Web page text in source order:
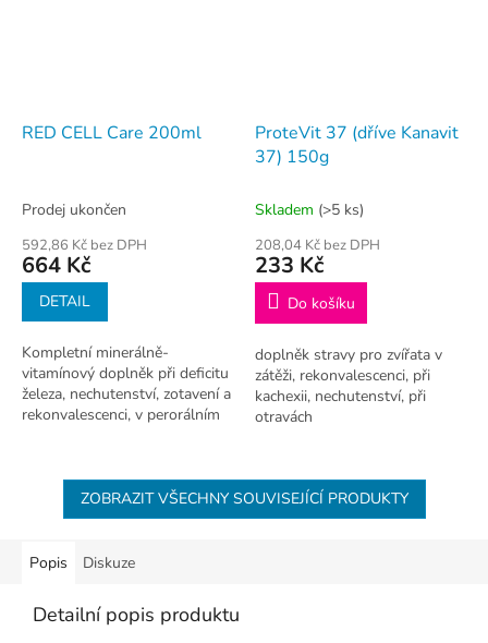
RED CELL Care 200ml
Prodej ukončen
592,86 Kč bez DPH
664 Kč
DETAIL
Kompletní minerálně-
vitamínový doplněk při deficitu
železa, nechutenství, zotavení a
rekonvalescenci, v perorálním
ProteVit 37 (dříve Kanavit
37) 150g
Skladem (>5 ks)
208,04 Kč bez DPH
233 Kč
Do košíku
doplněk stravy pro zvířata v
zátěži, rekonvalescenci, při
kachexii, nechutenství, při
otravách
ZOBRAZIT VŠECHNY SOUVISEJÍCÍ PRODUKTY
Popis Diskuze
Detailní popis produktu